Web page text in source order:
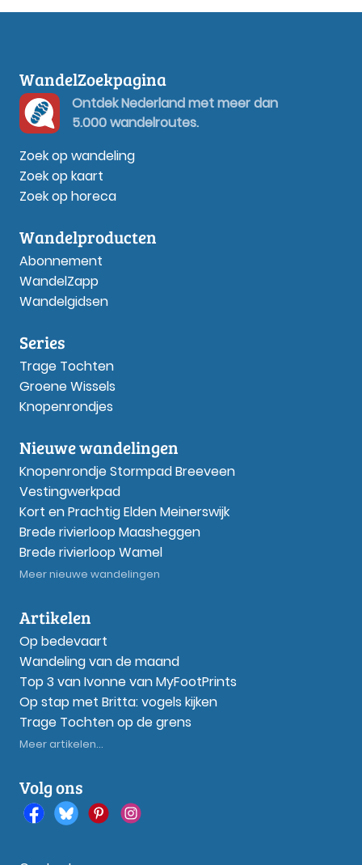
WandelZoekpagina
Ontdek Nederland met meer dan
5.000 wandelroutes.
Zoek op wandeling
Zoek op kaart
Zoek op horeca
Wandelproducten
Abonnement
WandelZapp
Wandelgidsen
Series
Trage Tochten
Groene Wissels
Knopenrondjes
Nieuwe wandelingen
Knopenrondje Stormpad Breeveen
Vestingwerkpad
Kort en Prachtig Elden Meinerswijk
Brede rivierloop Maasheggen
Brede rivierloop Wamel
Meer nieuwe wandelingen
Artikelen
Op bedevaart
Wandeling van de maand
Top 3 van Ivonne van MyFootPrints
Op stap met Britta: vogels kijken
Trage Tochten op de grens
Meer artikelen...
Volg ons